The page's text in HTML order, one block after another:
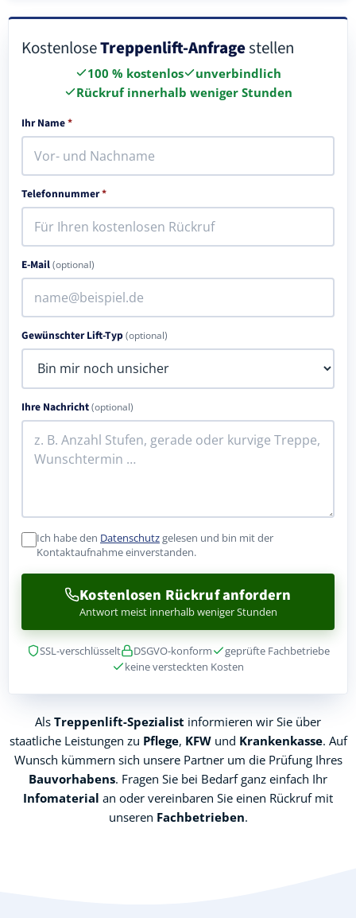
KostenloseTreppenlift-Anfragestellen
100 % kostenlos
unverbindlich
Rückruf innerhalb weniger Stunden
Ihr Name*
Telefonnummer*
E-Mail(optional)
Gewünschter Lift-Typ(optional)
Ihre Nachricht(optional)
Ich habe den Datenschutzgelesen und bin mit der
Kontaktaufnahme einverstanden.
Kostenlosen Rückruf anfordern
Antwort meist innerhalb weniger Stunden
SSL-verschlüsselt DSGVO-konform
geprüfte Fachbetriebe
keine versteckten Kosten
Als Treppenlift-Spezialist informieren wir Sie über
staatliche Leistungen zu Pflege, KFWund Krankenkasse. Auf
Wunsch kümmern sich unsere Partner um die Prüfung Ihres
Bauvorhabens. Fragen Sie bei Bedarf ganz einfach Ihr
Infomaterial an oder vereinbaren Sie einen Rückruf mit
unseren Fachbetrieben.